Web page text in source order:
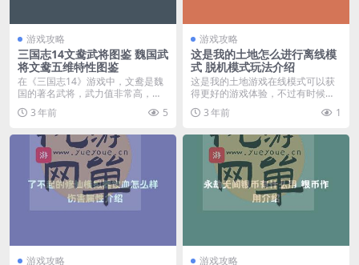
游戏攻略
三国志14文鸯武将图鉴 魏国武
将文鸯五维特性图鉴
在《三国志14》游戏中，文鸯是魏
国的著名武将，武力值非常高，而
且从战法和个性来看...
3 年前 5
游戏攻略
这是我的土地怎么进行离线模
式 脱机模式玩法介绍
这是我的土地游戏在线模式可以获
得更好的游戏体验，不过有时候实
在是因为网络问题无法...
3 年前 1
游戏攻略 游戏攻略